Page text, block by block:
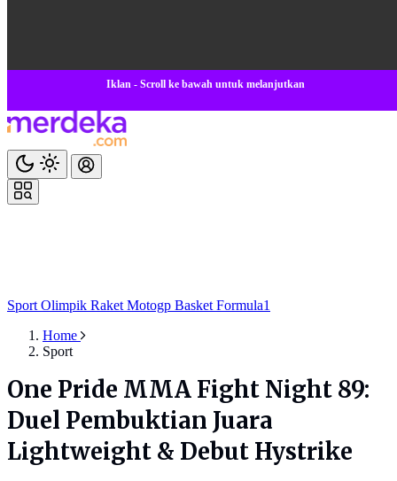
Iklan - Scroll ke bawah untuk melanjutkan
Sport Olimpik Raket Motogp Basket Formula1
Home
Sport
One Pride MMA Fight Night 89:
Duel Pembuktian Juara
Lightweight & Debut Hystrike